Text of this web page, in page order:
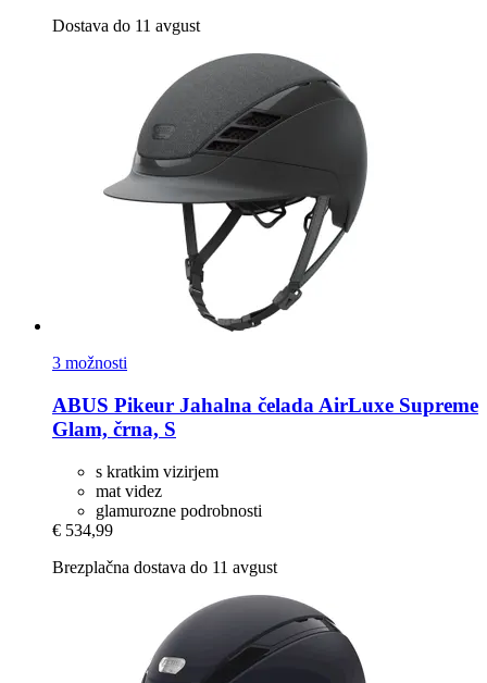
Dostava do 11 avgust
3 možnosti
ABUS Pikeur Jahalna čelada AirLuxe Supreme
Glam, črna, S
s kratkim vizirjem
mat videz
glamurozne podrobnosti
€ 534,99
Brezplačna dostava do 11 avgust